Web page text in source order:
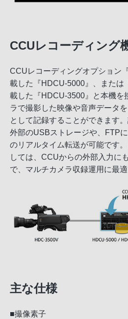
CCUレコーディング
CCUレコーディングオプション
載した『HDCU-5000』、または
載した『HDCU-3500』と本機を
ラで撮影した映像や音声データ
として記録することができます
外部のUSBストレージや、FTP
のリアルタイム転送が可能です
しては、CCUからの外部入力に
で、マルチカメラ収録運用に最適
主な仕様
■撮像素子